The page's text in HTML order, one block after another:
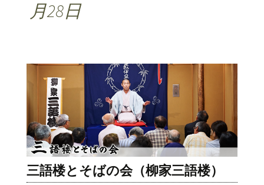
月28日
三語楼とそばの会（柳家三語楼）